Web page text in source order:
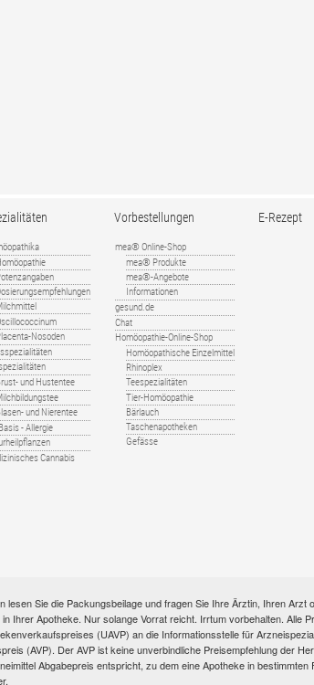
Nosoden
und Hustentee
und Nierentee
- Allergie
Cannabis
Vorbestellungen
mea® Online-Shop
mea® Produkte
mea®-Angebote
Informationen
gesund.de
Chat
Homöopathie-Online-Shop
Homöopathische Einzelmittel
Rhinoplex
Teespezialitäten
Tier-Homöopathie
Bärlauch
Taschenapotheken
Gefässe
E-Rezept
lesen Sie die Packungsbeilage und fragen Sie Ihre Ärztin, Ihren
Ihrer Apotheke. Nur solange Vorrat reicht. Irrtum vorbehalten.
(UAVP) an die Informationsstelle für
(AVP). Der AVP ist keine unverbindliche Preisempfehlung der
Abgabepreis entspricht, zu dem eine Apotheke in